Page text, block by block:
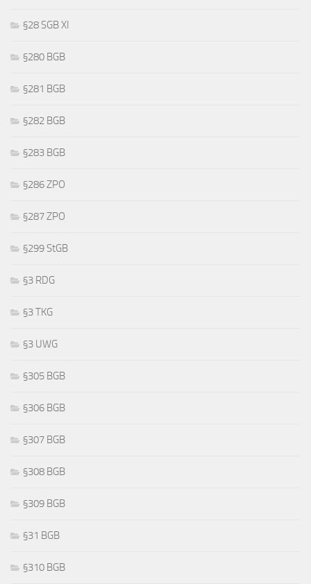
§28 SGB XI
§280 BGB
§281 BGB
§282 BGB
§283 BGB
§286 ZPO
§287 ZPO
§299 StGB
§3 RDG
§3 TKG
§3 UWG
§305 BGB
§306 BGB
§307 BGB
§308 BGB
§309 BGB
§31 BGB
§310 BGB